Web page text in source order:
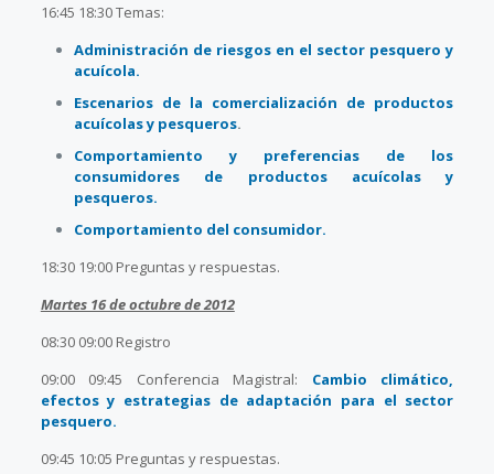
16:45 18:30 Temas:
Administración de riesgos en el sector pesquero y
acuícola.
Escenarios de la comercialización de productos
acuícolas y pesqueros.
Comportamiento y preferencias de los
consumidores de productos acuícolas y
pesqueros.
Comportamiento del consumidor.
18:30 19:00 Preguntas y respuestas.
Martes 16 de octubre de 2012
08:30 09:00 Registro
09:00 09:45 Conferencia Magistral: Cambio climático,
efectos y estrategias de adaptación para el sector
pesquero.
09:45 10:05 Preguntas y respuestas.